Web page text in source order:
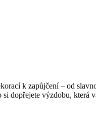
k zapůjčení – od
dopřejete výzdobu, která